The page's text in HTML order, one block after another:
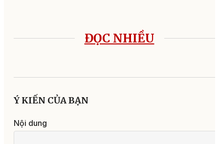
ĐỌC NHIỀU
Ý KIẾN CỦA BẠN
Nội dung